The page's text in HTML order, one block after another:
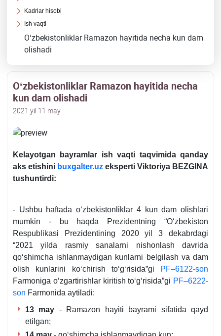
Kadrlar hisobi
Ish vaqti
Oʻzbekistonliklar Ramazon hayitida necha kun dam
olishadi
Oʻzbekistonliklar Ramazon hayitida necha
kun dam olishadi
2021 yil 11 may
Kelayotgan bayramlar ish vaqti taqvimida qanday
aks etishini buxgalter.uz eksperti Viktoriya BEZGINA
tushuntirdi:
- Ushbu haftada oʻzbekistonliklar 4 kun dam olishlari
mumkin - bu haqda Prezidentning “Oʻzbekiston
Respublikasi Prezidentining 2020 yil 3 dekabrdagi
“2021 yilda rasmiy sanalarni nishonlash davrida
qoʻshimcha ishlanmaydigan kunlarni belgilash va dam
olish kunlarini koʻchirish toʻgʻrisida”gi
PF–6122-son
Farmoniga oʻzgartirishlar kiritish toʻgʻrisida”gi PF–6222-
son Farmonida aytiladi:
13 may - Ramazon hayiti bayrami sifatida qayd
etilgan;